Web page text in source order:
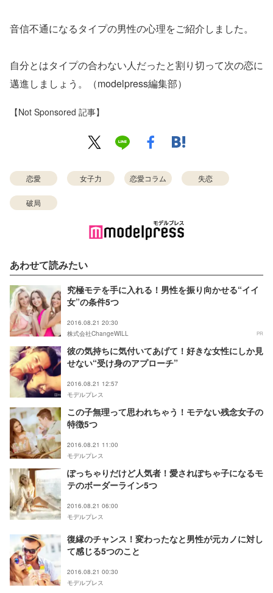
音信不通になるタイプの男性の心理をご紹介しました。
自分とはタイプの合わない人だったと割り切って次の恋に
邁進しましょう。（modelpress編集部）
【Not Sponsored 記事】
恋愛 女子力 恋愛コラム 失恋
破局
あわせて読みたい
究極モテを手に入れる！男性を振り向かせる“イイ
女”の条件5つ
2016.08.21 20:30
株式会社ChangeWILL
PR
彼の気持ちに気付いてあげて！好きな女性にしか見
せない“受け身のアプローチ”
2016.08.21 12:57
モデルプレス
この子無理って思われちゃう！モテない残念女子の
特徴5つ
2016.08.21 11:00
モデルプレス
ぽっちゃりだけど人気者！愛されぽちゃ子になるモ
テのボーダーライン5つ
2016.08.21 06:00
モデルプレス
復縁のチャンス！変わったなと男性が元カノに対し
て感じる5つのこと
2016.08.21 00:30
モデルプレス